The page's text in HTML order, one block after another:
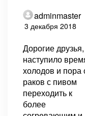
adminmaster
3 декабря 2018
Дорогие друзья,
наступило
холодов и пора
раков с пивом
переходить к
более